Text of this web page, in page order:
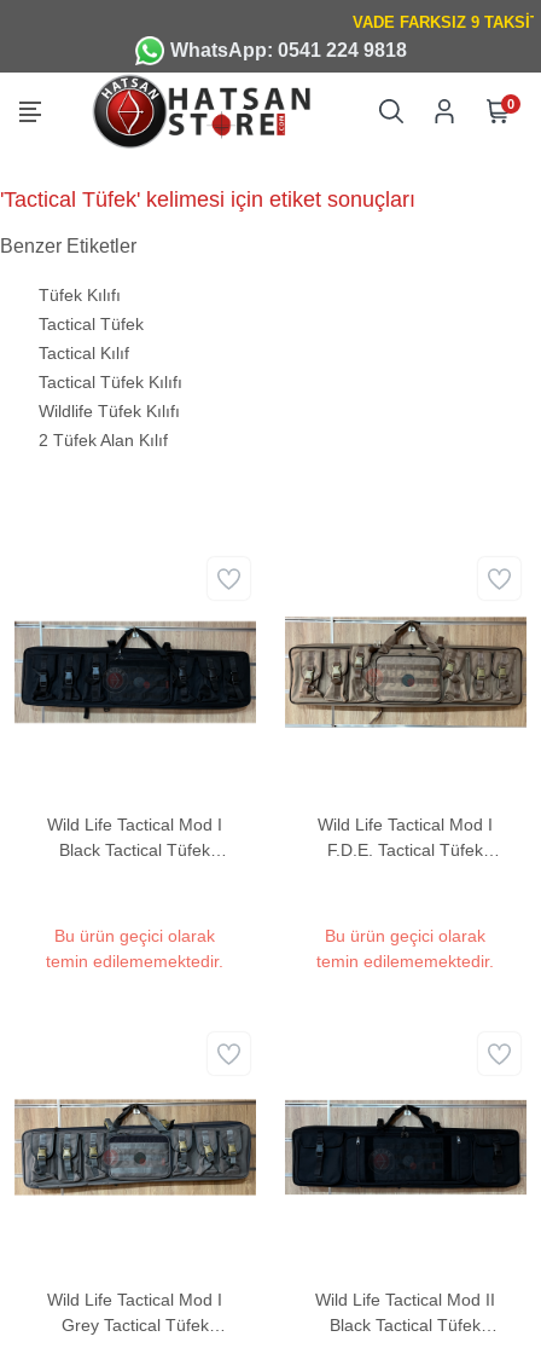
WhatsApp: 0541 224 9818
0
'Tactical Tüfek' kelimesi için etiket sonuçları
Benzer Etiketler
Tüfek Kılıfı
Tactical Tüfek
Tactical Kılıf
Tactical Tüfek Kılıfı
Wildlife Tüfek Kılıfı
2 Tüfek Alan Kılıf
Wild Life Tactical Mod I
Black Tactical Tüfek
Bu ürün geçici olarak
temin edilememektedir.
Wild Life Tactical Mod I
F.D.E. Tactical Tüfek
Bu ürün geçici olarak
temin edilememektedir.
Wild Life Tactical Mod I
Grey Tactical Tüfek
Wild Life Tactical Mod II
Black Tactical Tüfek